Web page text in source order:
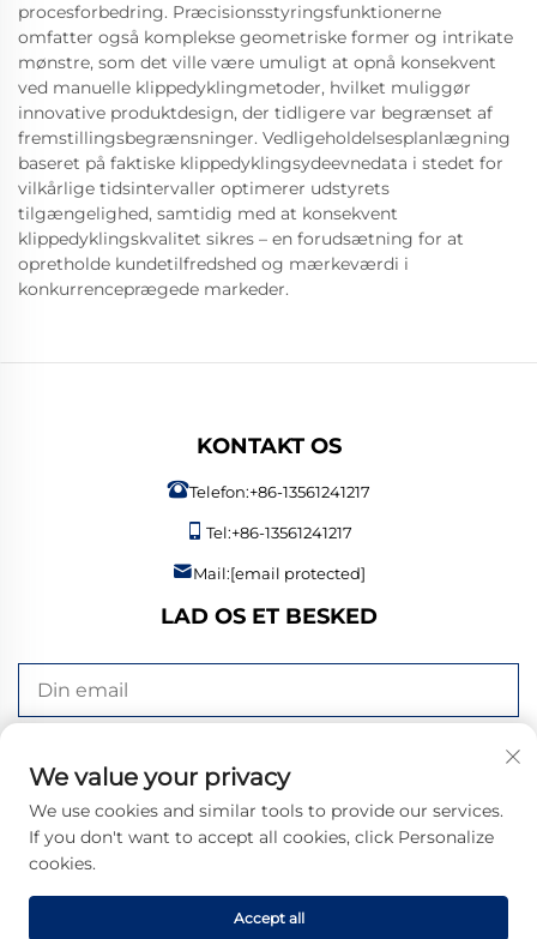
procesforbedring. Præcisionsstyringsfunktionerne
omfatter også komplekse geometriske former og intrikate
mønstre, som det ville være umuligt at opnå konsekvent
ved manuelle klippedyklingmetoder, hvilket muliggør
innovative produktdesign, der tidligere var begrænset af
fremstillingsbegrænsninger. Vedligeholdelsesplanlægning
baseret på faktiske klippedyklingsydeevnedata i stedet for
vilkårlige tidsintervaller optimerer udstyrets
tilgængelighed, samtidig med at konsekvent
klippedyklingskvalitet sikres – en forudsætning for at
opretholde kundetilfredshed og mærkeværdi i
konkurrenceprægede markeder.
KONTAKT OS
Telefon:+86-13561241217
Tel:+86-13561241217
Mail:[email protected]
LAD OS ET BESKED
SEND NU
Copyright © 2026 Bangzheng (Shandong) Intelligent Manufacturing
Co., Ltd. Alle rettigheder forbeholdes. | Privatlivspolitik
We value your privacy
We use cookies and similar tools to provide our services.
If you don't want to accept all cookies, click Personalize
cookies.
Accept all